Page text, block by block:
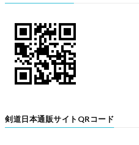
剣道日本通販サイトQRコード